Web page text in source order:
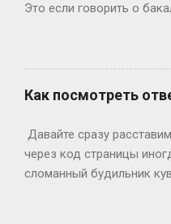
Это если говорить о
человечески. Классика
Сколько он будет
второй – уже с опытом,
стандартная программа
будущие врачи,
Как посмотреть
Давайте сразу
через код страницы
сломанный будильник
страницы